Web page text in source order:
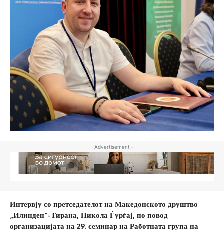
- Advertisement -
Интервју со претседателот на Македонското друштво
„Илинден“-Тирана, Никола Ѓурѓај, по повод
организацијата на 29. семинар на Работната група на